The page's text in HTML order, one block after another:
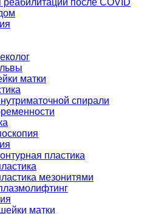
после СOVID
матки
спирали
пластика
мезонитями
матки